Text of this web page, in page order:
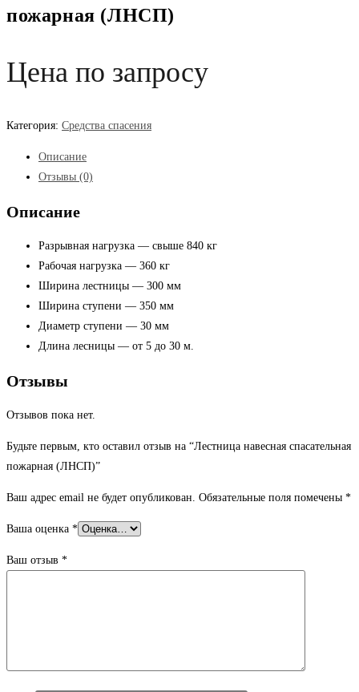
пожарная (ЛНСП)
Цена по запросу
Категория: Средства спасения
Описание
Отзывы (0)
Описание
Разрывная нагрузка — свыше 840 кг
Рабочая нагрузка — 360 кг
Ширина лестницы — 300 мм
Ширина ступени — 350 мм
Диаметр ступени — 30 мм
Длина лесницы — от 5 до 30 м.
Отзывы
Отзывов пока нет.
Будьте первым, кто оставил отзыв на “Лестница навесная спасательная
пожарная (ЛНСП)”
Ваш адрес email не будет опубликован. Обязательные поля помечены *
Ваша оценка *
Ваш отзыв *